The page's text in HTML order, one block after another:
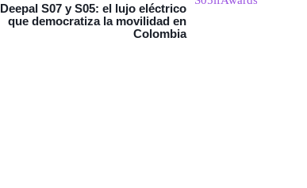
Deepal S07 y S05: el lujo eléctrico
que democratiza la movilidad en
Colombia